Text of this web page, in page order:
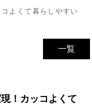
よくて暮らしやすい
一覧
！カッコよくて